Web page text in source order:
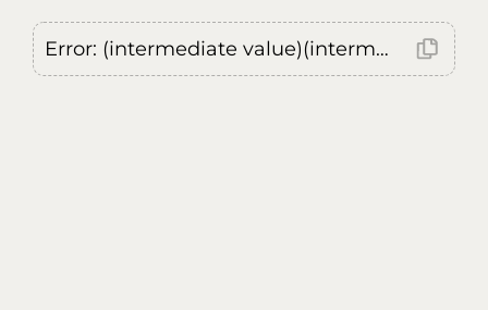
Error: (intermediate value)(intermediate value)(intermediate value).replaceAll is not a function